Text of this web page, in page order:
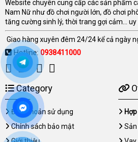
Website chuyên cung cấp các sản phẩm
Nam Nữ như đồ chơi người lớn, đồ chơi
tăng cường sinh lý, thời trang gợi cảm...
Giao hàng xuyên đêm 24/24 kể cả ngày
Hotline: 0938411000
Category
Điều khoản sử dụng
Chính sách bảo mật